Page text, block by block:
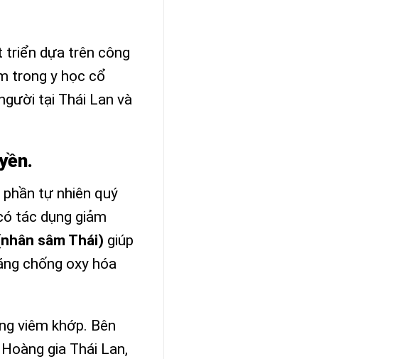
triển dựa trên công
trong y học cổ
tại Thái Lan và
tự nhiên quý
tác dụng giảm
sâm Thái) giúp
chống oxy hóa
viêm khớp. Bên
gia Thái Lan,